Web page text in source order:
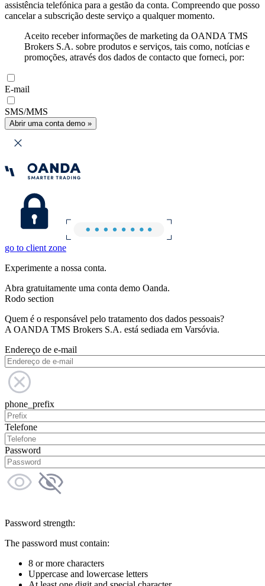
assistência telefónica para a gestão da conta. Compreendo que posso
cancelar a subscrição deste serviço a qualquer momento.
Aceito receber informações de marketing da OANDA TMS
Brokers S.A. sobre produtos e serviços, tais como, notícias e
promoções, através dos dados de contacto que forneci, por:
E-mail
SMS/MMS
Abrir uma conta demo »
go to client zone
Experimente a nossa conta.
Abra gratuitamente uma conta demo Oanda.
Rodo section
Quem é o responsável pelo tratamento dos dados pessoais?
A OANDA TMS Brokers S.A. está sediada em Varsóvia.
Endereço de e-mail
phone_prefix
Telefone
Password
Password strength:
The password must contain:
8 or more characters
Uppercase and lowercase letters